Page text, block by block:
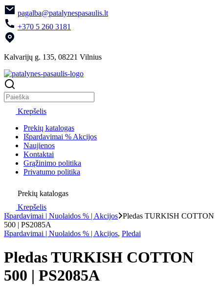
pagalba@patalynespasaulis.lt
+370 5 260 3181
Kalvarijų g. 135, 08221 Vilnius
Krepšelis
Prekių katalogas
Išpardavimai % Akcijos
Naujienos
Kontaktai
Grąžinimo politika
Privatumo politika
Prekių katalogas
Krepšelis
Išpardavimai | Nuolaidos % | Akcijos Pledas TURKISH COTTON
500 | PS2085A
Išpardavimai | Nuolaidos % | Akcijos, Pledai
Pledas TURKISH COTTON
500 | PS2085A